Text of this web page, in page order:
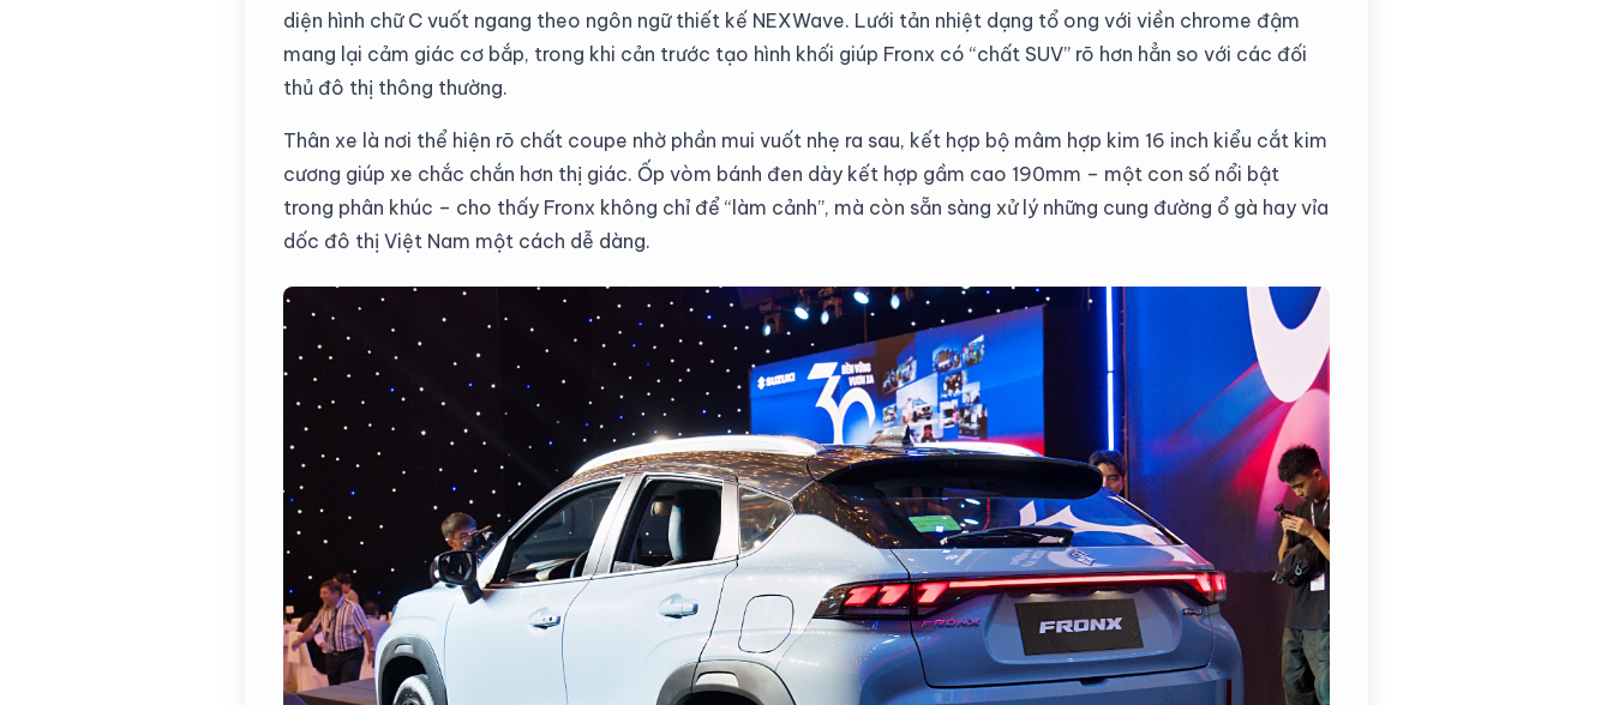
diện hình chữ C vuốt ngang theo ngôn ngữ thiết kế NEXWave. Lưới tản nhiệt dạng tổ ong với viền chrome đậm
mang lại cảm giác cơ bắp, trong khi cản trước tạo hình khối giúp Fronx có “chất SUV” rõ hơn hẳn so với các đối
thủ đô thị thông thường.
Thân xe là nơi thể hiện rõ chất coupe nhờ phần mui vuốt nhẹ ra sau, kết hợp bộ mâm hợp kim 16 inch kiểu cắt kim
cương giúp xe chắc chắn hơn thị giác. Ốp vòm bánh đen dày kết hợp gầm cao 190mm – một con số nổi bật
trong phân khúc – cho thấy Fronx không chỉ để “làm cảnh”, mà còn sẵn sàng xử lý những cung đường ổ gà hay vỉa
dốc đô thị Việt Nam một cách dễ dàng.